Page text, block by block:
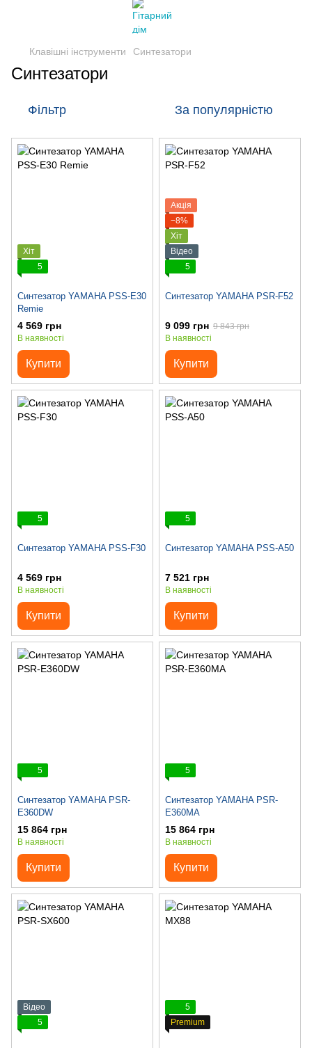
Клавішні інструменти Синтезатори
Синтезатори
Фільтр За популярністю
Хіт
5
Синтезатор YAMAHA PSS-E30
Remie
4 569 грн
В наявності
Купити
Акція
−8%
Хіт
Відео
5
Синтезатор YAMAHA PSR-F52
9 099 грн 9 843 грн
В наявності
Купити
5
Синтезатор YAMAHA PSS-F30
4 569 грн
В наявності
Купити
5
Синтезатор YAMAHA PSS-A50
7 521 грн
В наявності
Купити
5
Синтезатор YAMAHA PSR-
E360DW
15 864 грн
В наявності
Купити
5
Синтезатор YAMAHA PSR-
E360MA
15 864 грн
В наявності
Купити
Відео
5
5
Premium